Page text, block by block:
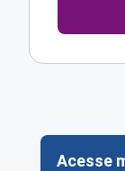
Acesse